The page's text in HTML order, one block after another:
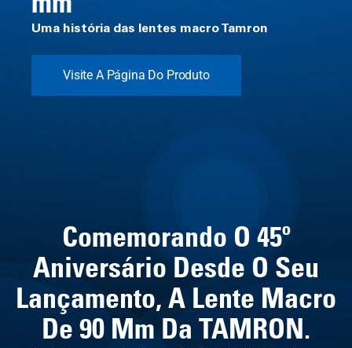
Uma história das lentes macro Tamron
Visite A Página Do Produto
Comemorando O 45º
Aniversário Desde O Seu
Lançamento, A Lente Macro
De 90 Mm Da TAMRON.